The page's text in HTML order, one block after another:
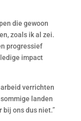
die gewoon
zoals ik al zei.
progressief
impact
verrichten
landen
ons dus niet.”